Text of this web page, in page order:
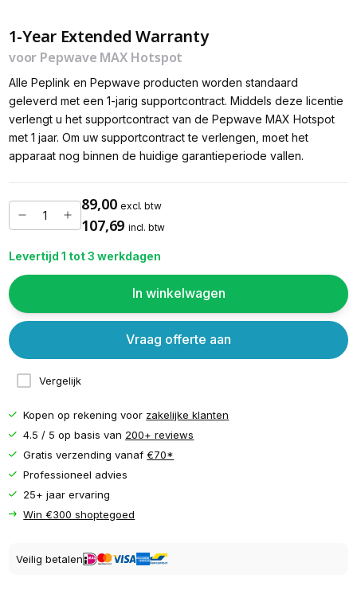
1-Year Extended Warranty
voor Pepwave MAX Hotspot
Alle Peplink en Pepwave producten worden standaard
geleverd met een 1-jarig supportcontract. Middels deze licentie
verlengt u het supportcontract van de Pepwave MAX Hotspot
met 1 jaar. Om uw supportcontract te verlengen, moet het
apparaat nog binnen de huidige garantieperiode vallen.
89,00 excl. btw
107,69 incl. btw
Levertijd 1 tot 3 werkdagen
In winkelwagen
Vergelijk
Vraag offerte aan
Kopen op rekening voor zakelijke klanten
4.5 / 5 op basis van 200+ reviews
Gratis verzending vanaf€70*
Professioneel advies
25+ jaar ervaring
Win €300 shoptegoed
Veilig betalen